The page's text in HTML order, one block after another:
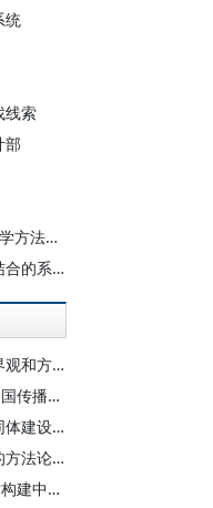
统
线索
部
钱学森 沈大德 吴廷嘉：用系统科学方法使历史科学定量化
钱学森：软科学是定性与定量相结合的系统科学
刘卓红：当代中国马克思主义世界观和方法论的三维创新
吴予敏：论“以中国为方法”——中国传播研究的方法论探索
柏贵喜：系统视域下中华民族共同体建设研究
常江：文化研究作为数字新闻学的方法论思考
赵瑞泽：“历史科学”方法论及其对构建中国自主知识体系的启示